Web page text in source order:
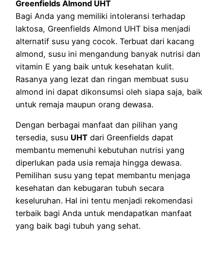
Greenfields Almond UHT
Bagi Anda yang memiliki intoleransi terhadap
laktosa, Greenfields Almond UHT bisa menjadi
alternatif susu yang cocok. Terbuat dari kacang
almond, susu ini mengandung banyak nutrisi dan
vitamin E yang baik untuk kesehatan kulit.
Rasanya yang lezat dan ringan membuat susu
almond ini dapat dikonsumsi oleh siapa saja, baik
untuk remaja maupun orang dewasa.
Dengan berbagai manfaat dan pilihan yang
tersedia, susu UHT dari Greenfields dapat
membantu memenuhi kebutuhan nutrisi yang
diperlukan pada usia remaja hingga dewasa.
Pemilihan susu yang tepat membantu menjaga
kesehatan dan kebugaran tubuh secara
keseluruhan. Hal ini tentu menjadi rekomendasi
terbaik bagi Anda untuk mendapatkan manfaat
yang baik bagi tubuh yang sehat.